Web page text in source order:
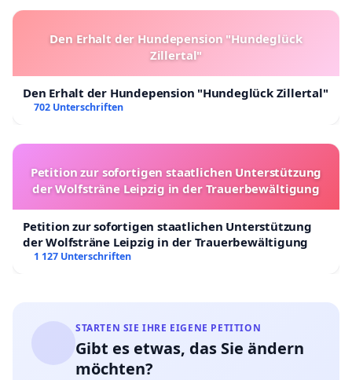
Den Erhalt der Hundepension "Hundeglück
Zillertal"
Den Erhalt der Hundepension "Hundeglück Zillertal"
702 Unterschriften
Petition zur sofortigen staatlichen Unterstützung
der Wolfsträne Leipzig in der Trauerbewältigung
Petition zur sofortigen staatlichen Unterstützung
der Wolfsträne Leipzig in der Trauerbewältigung
1 127 Unterschriften
STARTEN SIE IHRE EIGENE PETITION
Gibt es etwas, das Sie ändern
möchten?